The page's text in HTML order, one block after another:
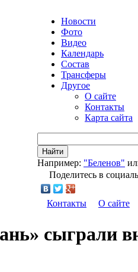
Новости
Фото
Видео
Календарь
Состав
Трансферы
Другое
О сайте
Контакты
Карта сайта
Найти
Например: "Беленов"
Поделитесь в
Контакты О сайте
сыграли